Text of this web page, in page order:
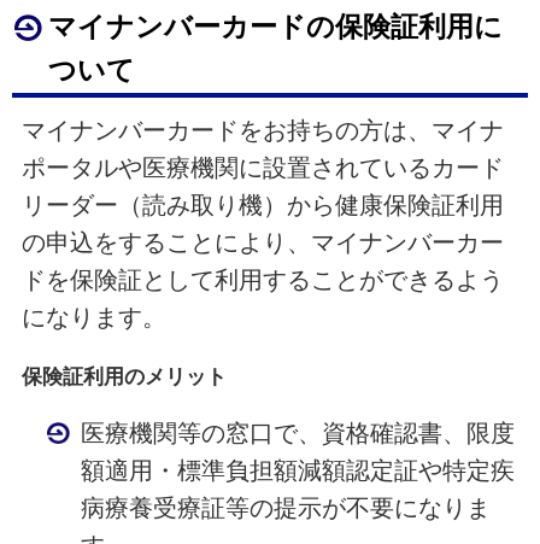
マイナンバーカードの保険証利用に
ついて
マイナンバーカードをお持ちの方は、マイナ
ポータルや医療機関に設置されているカード
リーダー（読み取り機）から健康保険証利用
の申込をすることにより、マイナンバーカー
ドを保険証として利用することができるよう
になります。
保険証利用のメリット
医療機関等の窓口で、資格確認書、限度
額適用・標準負担額減額認定証や特定疾
病療養受療証等の提示が不要になりま